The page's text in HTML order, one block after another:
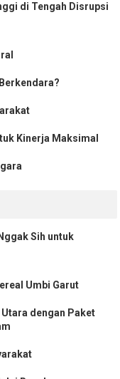
di Tengah Disrupsi
Kinerja Maksimal
Sih untuk
Umbi Garut
dengan Paket